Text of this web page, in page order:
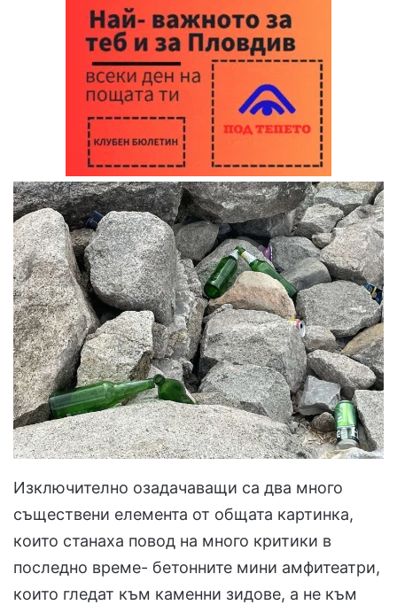
Изключително озадачаващи са два много
съществени елемента от общата картинка,
които станаха повод на много критики в
последно време- бетонните мини амфитеатри,
които гледат към каменни зидове, а не към